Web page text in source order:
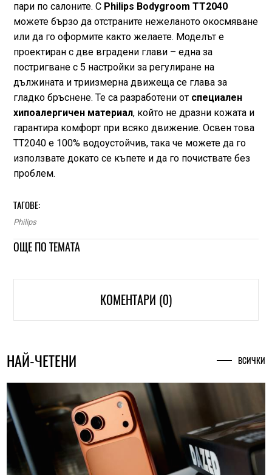
пари по салоните. С Philips Bodygroom TT2040
можете бързо да отстраните нежеланото окосмяване
или да го оформите както желаете. Моделът е
проектиран с две вградени глави – една за
постригване с 5 настройки за регулиране на
дължината и триизмерна движеща се глава за
гладко бръснене. Те са разработени от специален
хипоалергичен материал, който не дразни кожата и
гарантира комфорт при всяко движение. Освен това
TT2040 е 100% водоустойчив, така че можете да го
използвате докато се къпете и да го почиствате без
проблем.
ТАГОВЕ:
Philips
ОЩЕ ПО ТЕМАТА
КОМЕНТАРИ (0)
НАЙ-ЧЕТЕНИ ВСИЧКИ